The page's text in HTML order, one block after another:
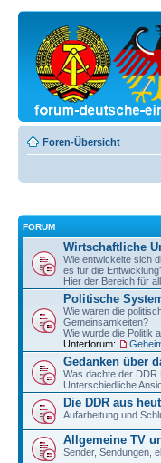
Foren-Übersicht
FORUM
Wirtschaftliche
Wie entwickelte sich
es für die
Hier der Bereich für
Politische
Wie waren die
Gemeinsamkeiten?
Wie wurde die Politik
Unterforum:
Gedanken über
Was dachte der DDR
Unterschiedliche
Die DDR aus
Aufarbeitung und
Allgemeine TV
Sender, Sendungen,